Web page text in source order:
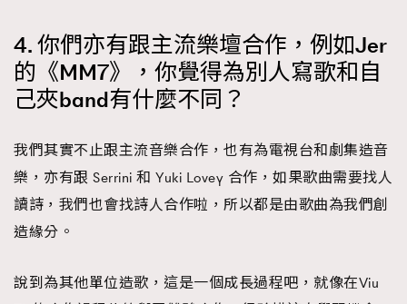
4. 你們亦有跟主流樂壇合作，例如Jer
的《MM7》，你覺得為別人寫歌和自
己夾band有什麼不同？
我們其實不止跟主流音樂合作，也有為電視台和劇集造音
樂，亦有跟 Serrini 和 Yuki Lovey 合作，如果歌曲需要找人
讀詩，我們也會找詩人合作啦，所以都是由歌曲為我們創
造緣分。
說到為其他單位造歌，這是一個成長過程吧，就像在Viu